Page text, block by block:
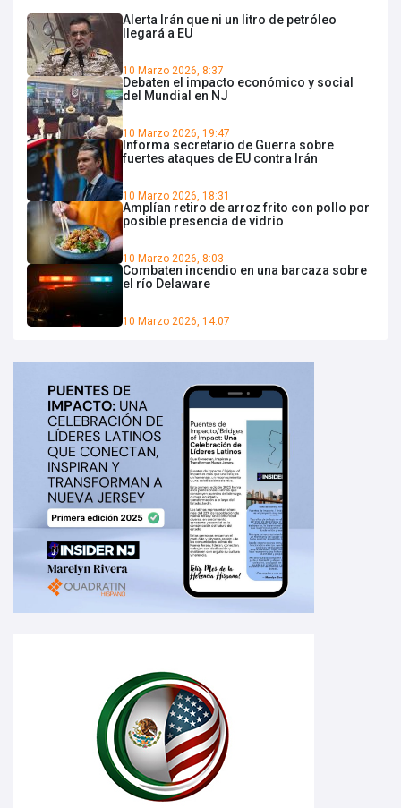
Alerta Irán que ni un litro de petróleo
llegará a EU
10 Marzo 2026, 8:37
Debaten el impacto económico y social
del Mundial en NJ
10 Marzo 2026, 19:47
Informa secretario de Guerra sobre
fuertes ataques de EU contra Irán
10 Marzo 2026, 18:31
Amplían retiro de arroz frito con pollo por
posible presencia de vidrio
10 Marzo 2026, 8:03
Combaten incendio en una barcaza sobre
el río Delaware
10 Marzo 2026, 14:07